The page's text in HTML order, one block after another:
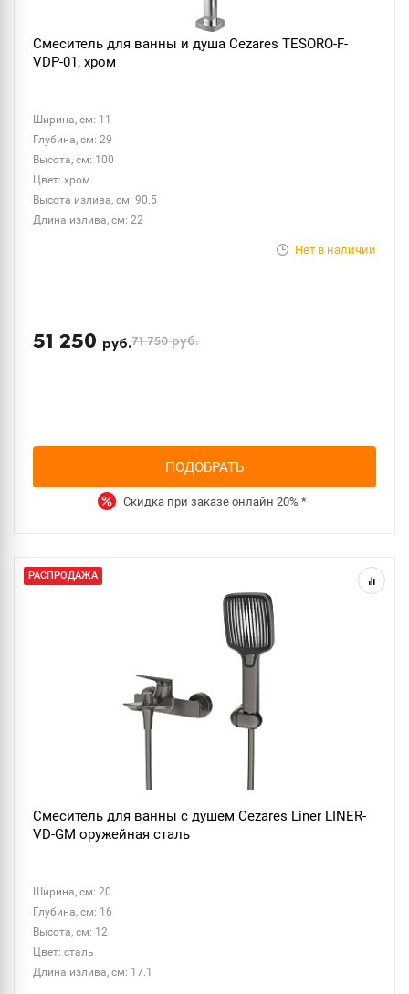
Смеситель для ванны и душа Cezares TESORO-F-
VDP-01, хром
Ширина, см: 11
Глубина, см: 29
Высота, см: 100
Цвет: хром
Высота излива, см: 90.5
Длина излива, см: 22
Нет в наличии
51 250 руб.71 750руб.
ПОДОБРАТЬ
Скидка при заказе онлайн 20% *
РАСПРОДАЖА
Смеситель для ванны с душем Cezares Liner LINER-
VD-GM оружейная сталь
Ширина, см: 20
Глубина, см: 16
Высота, см: 12
Цвет: сталь
Длина излива, см: 17.1